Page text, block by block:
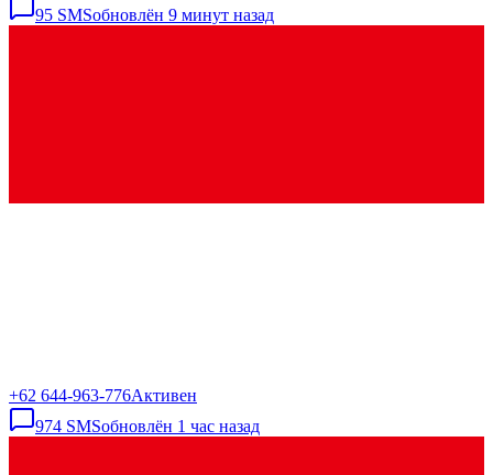
95 SMSобновлён 9 минут назад
+62 644-963-776Активен
974 SMSобновлён 1 час назад